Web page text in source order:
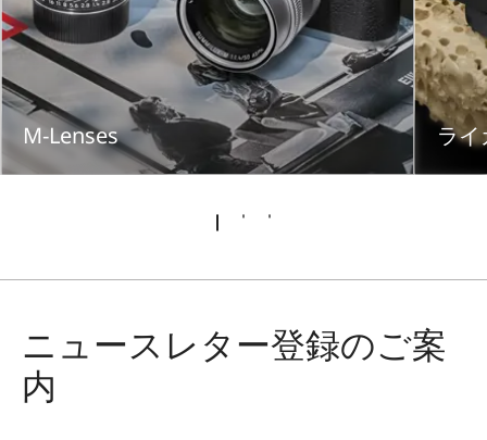
M-Lenses ラ
ニュースレター登録のご案
内